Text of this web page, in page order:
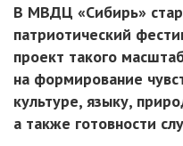
В МВДЦ «Сибирь»
патриотический
проект такого
на формирование
культуре, языку,
а также готовности